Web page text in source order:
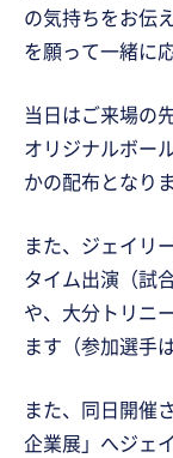
の気持ちをお伝
を願って一緒に
当日はご来場の
オリジナルボー
かの配布となり
また、ジェイリ
タイム出演（試
や、大分トリニ
ます（参加選手
また、同日開催
企業展」へジェ